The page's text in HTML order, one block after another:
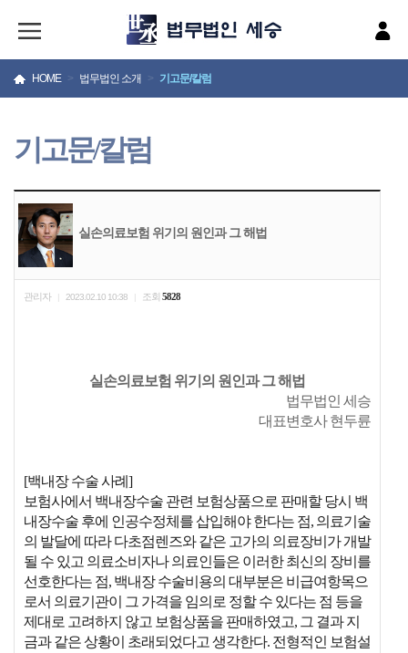
HOME > 법무법인 소개 > 기고문/칼럼
기고문/칼럼
실손의료보험 위기의 원인과 그 해법
관리자 2023.02.10 10:38 조회 5828
실손의료보험 위기의 원인과 그 해법
법무법인 세승
대표변호사 현두륜
[백내장 수술 사례]
보험사에서 백내장수술 관련 보험상품으로 판매할 당시 백
내장수술 후에 인공수정체를 삽입해야 한다는 점, 의료기술
의 발달에 따라 다초점렌즈와 같은 고가의 의료장비가 개발
될 수 있고 의료소비자나 의료인들은 이러한 최신의 장비를
선호한다는 점, 백내장 수술비용의 대부분은 비급여항목으
로서 의료기관이 그 가격을 임의로 정할 수 있다는 점 등을
제대로 고려하지 않고 보험상품을 판매하였고, 그 결과 지
금과 같은 상황이 초래되었다고 생각한다. 전형적인 보험설